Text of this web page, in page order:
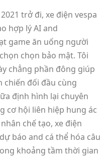
trở đi, xe điện vespa
hợp lý AI and
game ăn uống người
chọn bảo mật. Tôi
chẳng phần đông giúp
chiến đối đầu cùng
định hình lại chuyên
cơ hội liên hiệp hung ác
chế tạo, xe điện
báo and cá thể hóa câu
khoảng tầm thời gian